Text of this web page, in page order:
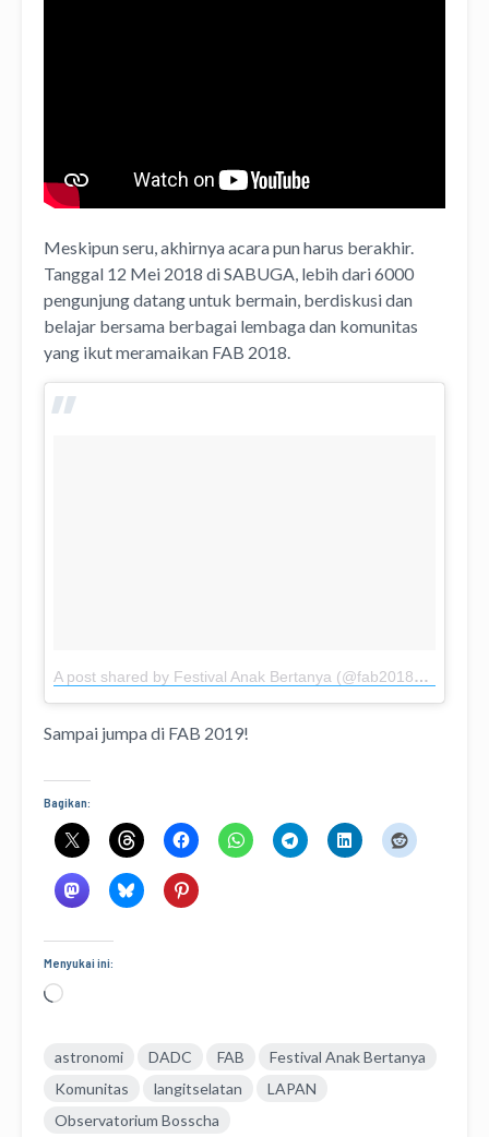
Meskipun seru, akhirnya acara pun harus berakhir.
Tanggal 12 Mei 2018 di SABUGA, lebih dari 6000
pengunjung datang untuk bermain, berdiskusi dan
belajar bersama berbagai lembaga dan komunitas
yang ikut meramaikan FAB 2018.
A post shared by Festival Anak Bertanya (@fab2018bdg)
Sampai jumpa di FAB 2019!
Bagikan:
Menyukai ini:
Memuat...
astronomi DADC FAB
Festival Anak Bertanya
Komunitas
langitselatan
LAPAN
Observatorium Bosscha